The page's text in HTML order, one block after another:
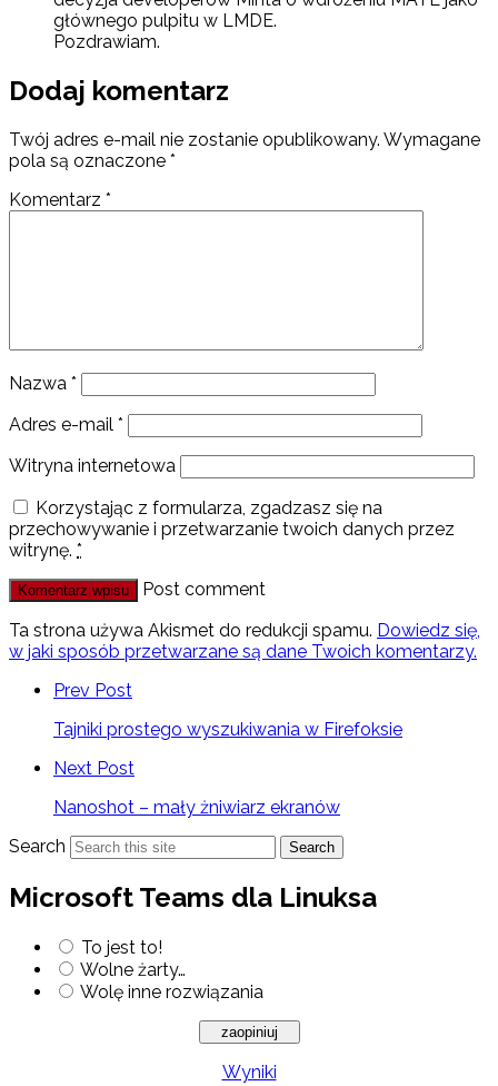
głównego pulpitu w LMDE.
Pozdrawiam.
Dodaj komentarz
Twój adres e-mail nie zostanie opublikowany. Wymagane
pola są oznaczone *
Komentarz *
Nazwa *
Adres e-mail *
Witryna internetowa
Korzystając z formularza, zgadzasz się na
przechowywanie i przetwarzanie twoich danych przez
witrynę. *
Post comment
Ta strona używa Akismet do redukcji spamu. Dowiedz się,
w jaki sposób przetwarzane są dane Twoich komentarzy.
Prev Post
Tajniki prostego wyszukiwania w Firefoksie
Next Post
Nanoshot – mały żniwiarz ekranów
Search
Search
Microsoft Teams dla Linuksa
To jest to!
Wolne żarty…
Wolę inne rozwiązania
Wyniki